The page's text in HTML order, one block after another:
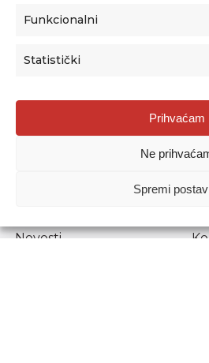
Funkcionalni
Statistički
Prihvaćam
Ne
Spremi
Agencija za odgoj i obrazovanje
Donje Svetice 38, 10000 Zagreb
1778129
Prenošenje sadržaja dopušteno je
Novosti